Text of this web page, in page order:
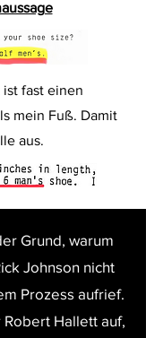
ist fast einen
mein Fuß. Damit
aus.
Grund, warum
Johnson nicht
Prozess aufrief.
Hallett auf,